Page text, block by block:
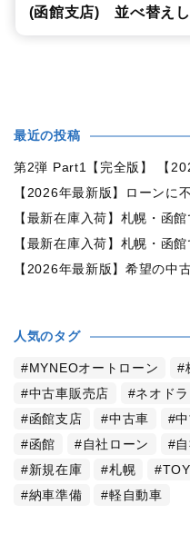
(函館支店) 並べ替えし
最近の投稿
人気のタグ
MYNEOオートローン
中古車販売店
ネオド
函館支店
中古車
函館
自社ローン
新規在庫
札幌
納車準備
軽自動車